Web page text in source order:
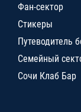
Фан-сектор
Стикеры
Путеводитель
Семейный
Сочи Клаб Бар